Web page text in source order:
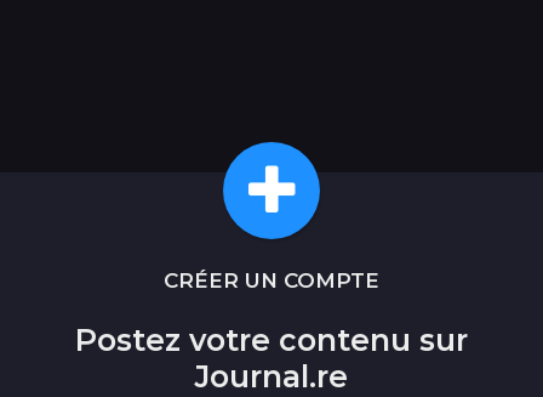
CRÉER UN COMPTE
Postez votre contenu sur
Journal.re